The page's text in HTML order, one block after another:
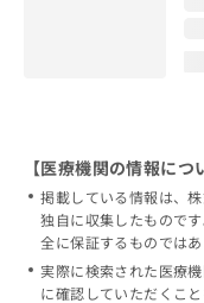
【医療機関の情報につ
掲載している情報は、
独自に収集したもので
全に保証するものではあ
実際に検索された医療
に確認していただくこと